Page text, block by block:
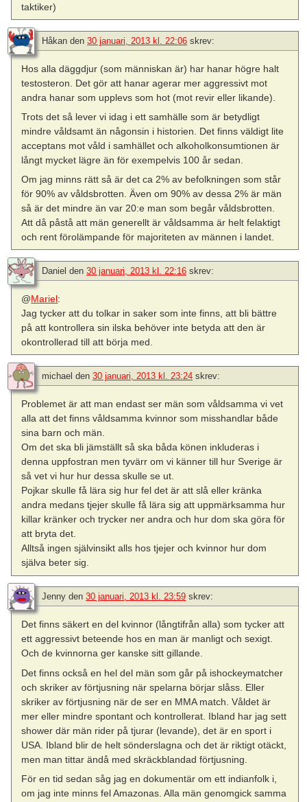
taktiker)
Håkan den 30 januari, 2013 kl. 22:06 skrev:
Hos alla däggdjur (som människan är) har hanar högre halt
testosteron. Det gör att hanar agerar mer aggressivt mot
andra hanar som upplevs som hot (mot revir eller likande).
Trots det så lever vi idag i ett samhälle som är betydligt
mindre våldsamt än någonsin i historien. Det finns väldigt lite
acceptans mot våld i samhället och alkoholkonsumtionen är
långt mycket lägre än för exempelvis 100 år sedan.
Om jag minns rätt så är det ca 2% av befolkningen som står
för 90% av våldsbrotten. Även om 90% av dessa 2% är män
så är det mindre än var 20:e man som begår våldsbrotten.
Att då påstå att män generellt är våldsamma är helt felaktigt
och rent förolämpande för majoriteten av männen i landet.
Daniel den 30 januari, 2013 kl. 22:16 skrev:
@Mariel:
Jag tycker att du tolkar in saker som inte finns, att bli bättre
på att kontrollera sin ilska behöver inte betyda att den är
okontrollerad till att börja med.
michael den 30 januari, 2013 kl. 23:24 skrev:
Problemet är att man endast ser män som våldsamma vi vet
alla att det finns våldsamma kvinnor som misshandlar både
sina barn och män.
Om det ska bli jämställt så ska båda könen inkluderas i
denna uppfostran men tyvärr om vi känner till hur Sverige är
så vet vi hur hur dessa skulle se ut.
Pojkar skulle få lära sig hur fel det är att slå eller kränka
andra medans tjejer skulle få lära sig att uppmärksamma hur
killar kränker och trycker ner andra och hur dom ska göra för
att bryta det.
Alltså ingen självinsikt alls hos tjejer och kvinnor hur dom
själva beter sig.
Jenny den 30 januari, 2013 kl. 23:59 skrev:
Det finns säkert en del kvinnor (långtifrån alla) som tycker att
ett aggressivt beteende hos en man är manligt och sexigt.
Och de kvinnorna ger kanske sitt gillande.
Det finns också en hel del män som går på ishockeymatcher
och skriker av förtjusning när spelarna börjar slåss. Eller
skriker av förtjusning när de ser en MMA match. Våldet är
mer eller mindre spontant och kontrollerat. Ibland har jag sett
shower där män rider på tjurar (levande), det är en sport i
USA. Ibland blir de helt sönderslagna och det är riktigt otäckt,
men man tittar ändå med skräckblandad förtjusning.
För en tid sedan såg jag en dokumentär om ett indianfolk i,
om jag inte minns fel Amazonas. Alla män genomgick samma